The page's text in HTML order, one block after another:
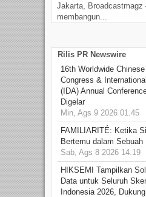
Jakarta, Broadcastmagz
membangun...
Rilis PR Newswire
16th Worldwide
Congress &
(IDA) Annual
Digelar
Min, Ags 9 2026 01.45
FAMILIARITÉ: Ketika
Bertemu dalam
Sab, Ags 8 2026 14.19
HIKSEMI Tampilkan
Data untuk Seluruh
Indonesia 2026,